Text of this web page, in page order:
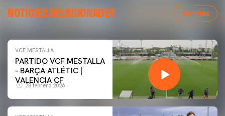
NOTÍCIES RELACIONADES VER TODAS
VCF MESTALLA
PARTIDO VCF MESTALLA
- BARÇA ATLÉTIC |
VALENCIA CF
28 febrero 2026